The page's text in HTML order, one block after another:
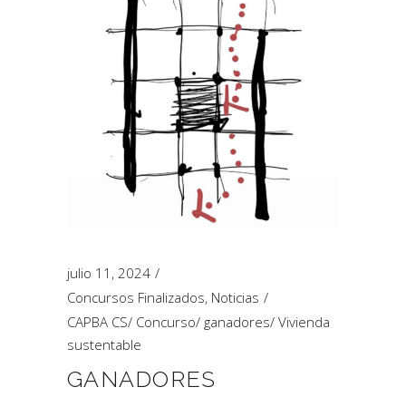
julio 11, 2024
Concursos Finalizados, Noticias
CAPBA CS/ Concurso/ ganadores/ Vivienda
sustentable
GANADORES